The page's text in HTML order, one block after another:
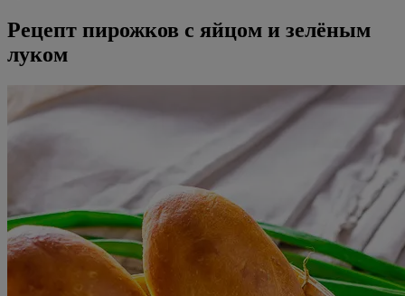
Рецепт пирожков с яйцом и зелёным
луком